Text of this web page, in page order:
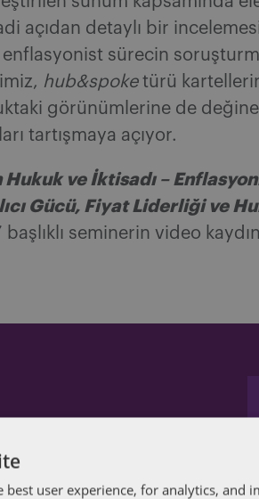
açıdan detaylı bir
sürecin
hub&spoketürü
görünümlerine de
tartışmaya açıyor.
Hukuk ve İktisadı –
Gücü, Fiyat Liderliği ve
başlıklı seminerin video
best user experience, for analytics, and